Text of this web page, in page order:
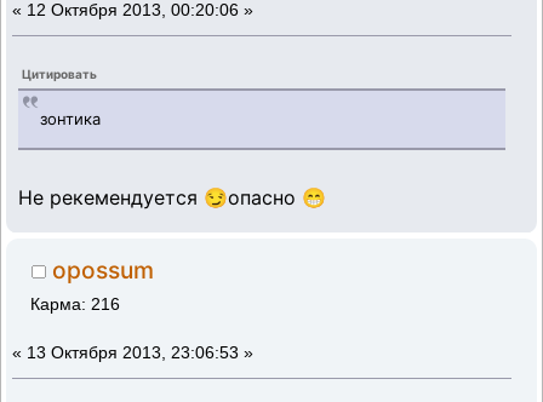
« 12 Октября 2013, 00:20:06 »
Цитировать
зонтика
Не рекемендуется 😏опасно 😁
opossum
Карма: 216
« 13 Октября 2013, 23:06:53 »